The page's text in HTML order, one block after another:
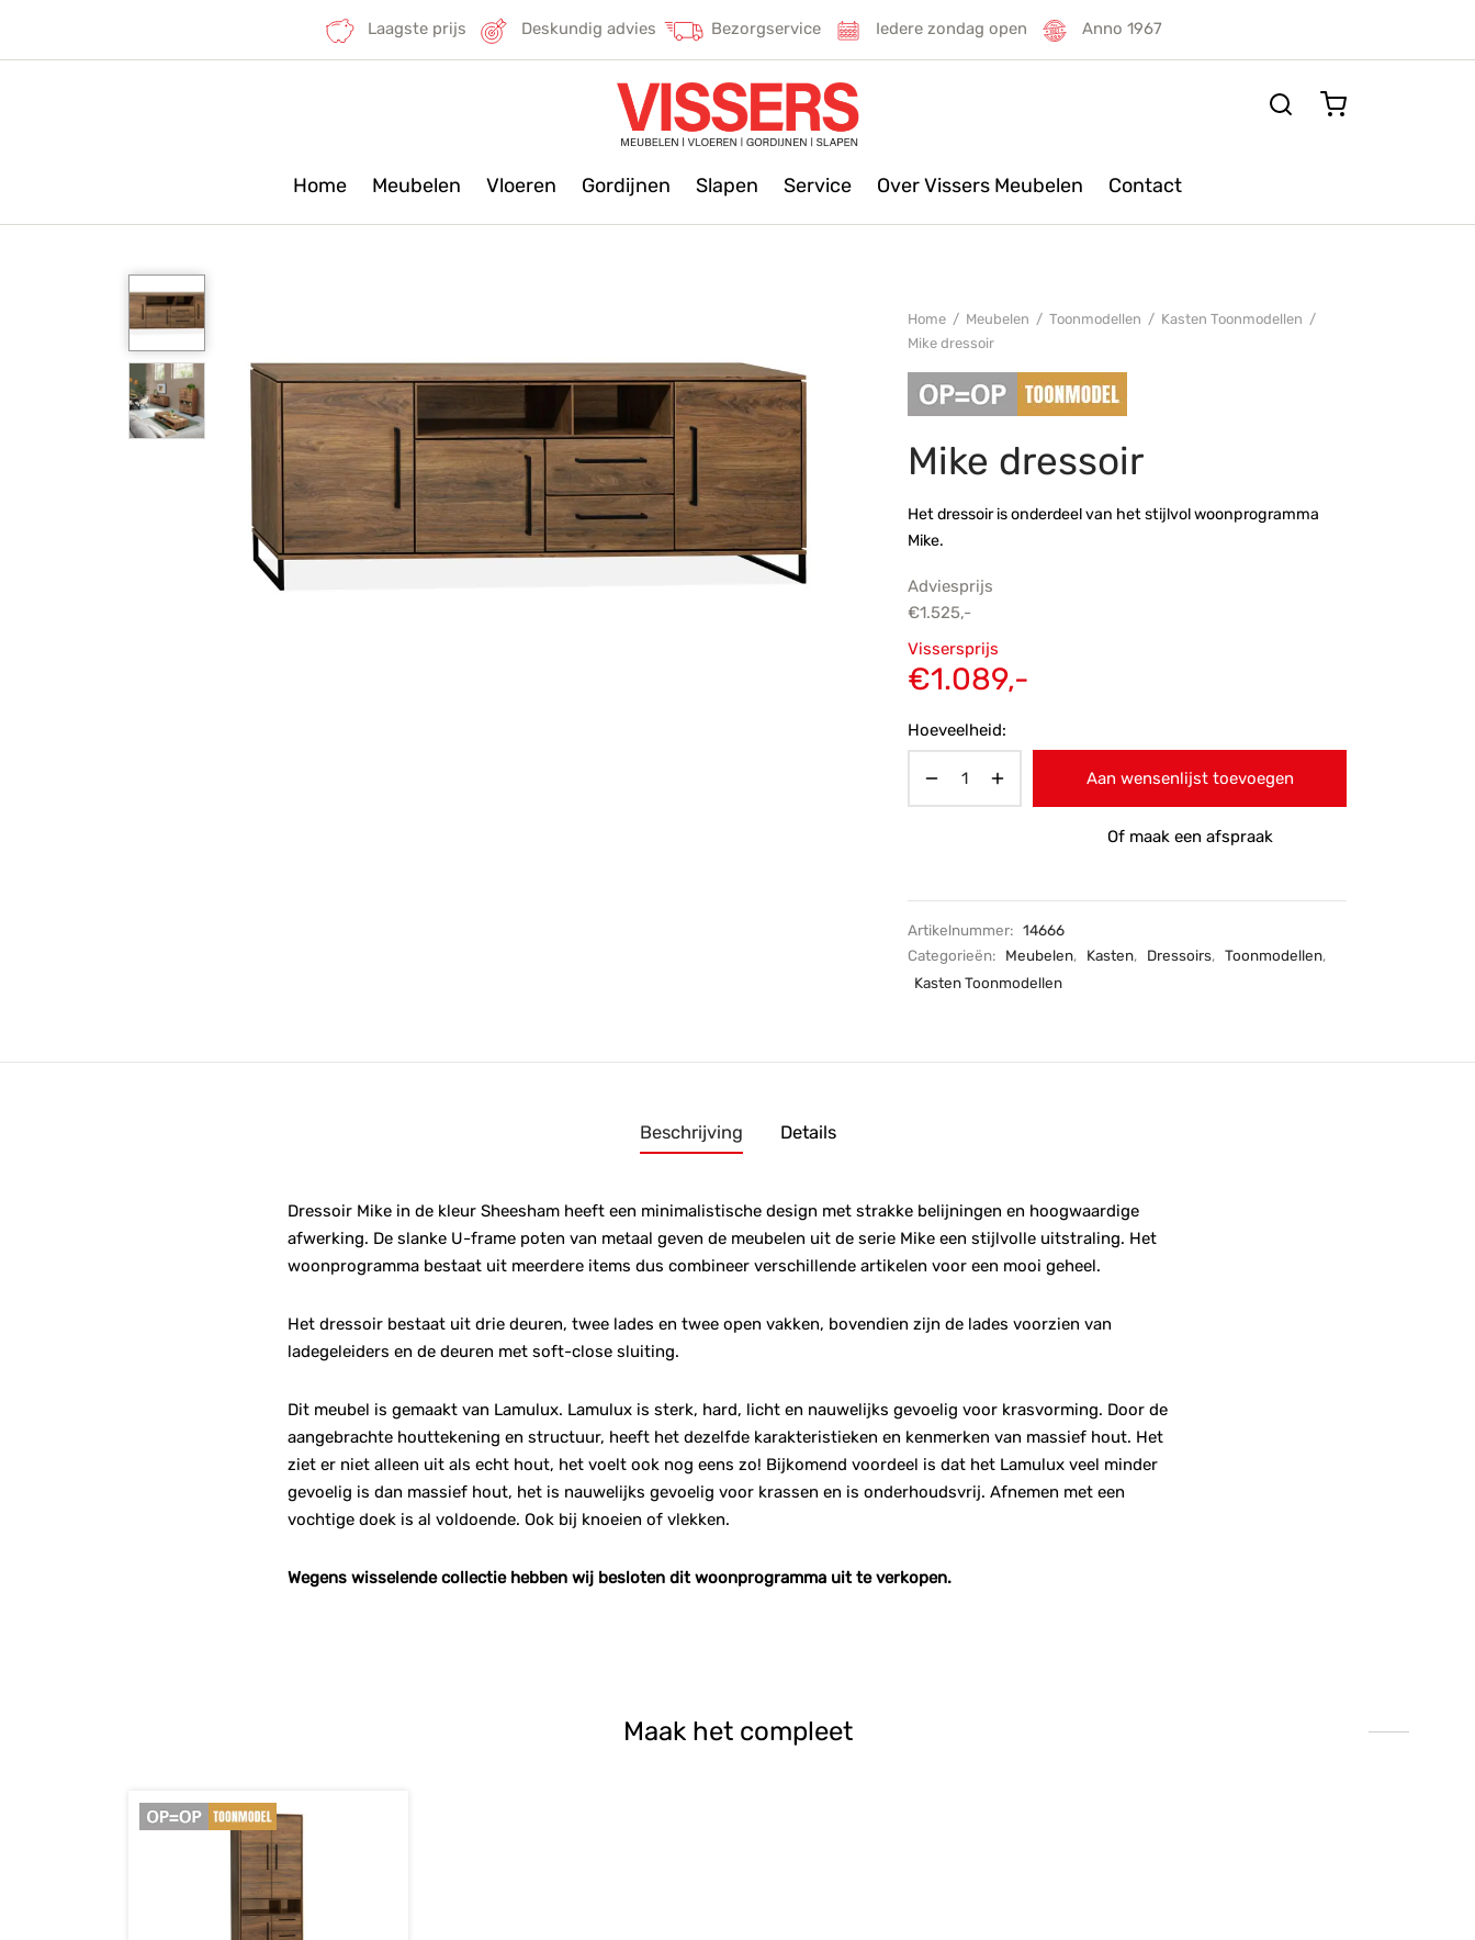
Laagste prijs Deskundig advies Bezorgservice Iedere zondag open Anno 1967
Home Meubelen Vloeren Gordijnen Slapen Service Over Vissers Meubelen Contact
Home / Meubelen / Toonmodellen / Kasten Toonmodellen /
Mike dressoir
Mike dressoir
Het dressoir is onderdeel van het stijlvol woonprogramma
Mike.
Adviesprijs
€1.525,-
Oorspronkelijke
prijs was:
Vissersprijs
€1.089,-
Hoeveelheid:
Aan wensenlijst toevoegen
Of maak een afspraak
Artikelnummer: 14666
Categorieën:
Meubelen, Kasten, Dressoirs, Toonmodellen,
Kasten Toonmodellen
Beschrijving Details
Dressoir Mike in de kleur Sheesham heeft een minimalistische design met strakke belijningen en hoogwaardige
afwerking. De slanke U-frame poten van metaal geven de meubelen uit de serie Mike een stijlvolle uitstraling. Het
woonprogramma bestaat uit meerdere items dus combineer verschillende artikelen voor een mooi geheel.
Het dressoir bestaat uit drie deuren, twee lades en twee open vakken, bovendien zijn de lades voorzien van
ladegeleiders en de deuren met soft-close sluiting.
Dit meubel is gemaakt van Lamulux. Lamulux is sterk, hard, licht en nauwelijks gevoelig voor krasvorming. Door de
aangebrachte houttekening en structuur, heeft het dezelfde karakteristieken en kenmerken van massief hout. Het
ziet er niet alleen uit als echt hout, het voelt ook nog eens zo! Bijkomend voordeel is dat het Lamulux veel minder
gevoelig is dan massief hout, het is nauwelijks gevoelig voor krassen en is onderhoudsvrij. Afnemen met een
vochtige doek is al voldoende. Ook bij knoeien of vlekken.
Wegens wisselende collectie hebben wij besloten dit woonprogramma uit te verkopen.
Maak het compleet